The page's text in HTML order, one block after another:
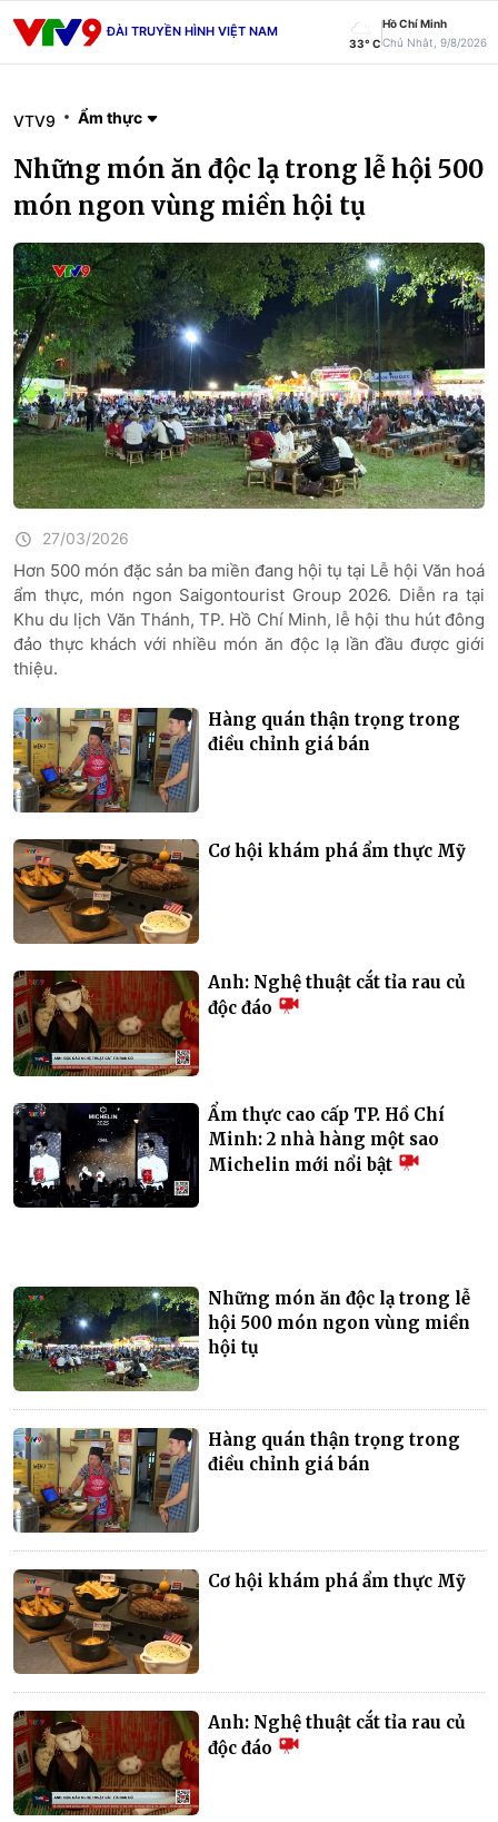
ĐÀI TRUYỀN HÌNH VIỆT NAM
33° C
Hồ Chí Minh
Chủ Nhật, 9/8/2026
VTV9 Ẩm thực
Những món ăn độc lạ trong lễ hội 500
món ngon vùng miền hội tụ
27/03/2026
Hơn 500 món đặc sản ba miền đang hội tụ tại Lễ hội Văn hoá
ẩm thực, món ngon Saigontourist Group 2026. Diễn ra tại
Khu du lịch Văn Thánh, TP. Hồ Chí Minh, lễ hội thu hút đông
đảo thực khách với nhiều món ăn độc lạ lần đầu được giới
thiệu.
Hàng quán thận trọng trong
điều chỉnh giá bán
Cơ hội khám phá ẩm thực Mỹ
Anh: Nghệ thuật cắt tỉa rau củ
độc đáo
Ẩm thực cao cấp TP. Hồ Chí
Minh: 2 nhà hàng một sao
Michelin mới nổi bật
Những món ăn độc lạ trong lễ
hội 500 món ngon vùng miền
hội tụ
Hàng quán thận trọng trong
điều chỉnh giá bán
Cơ hội khám phá ẩm thực Mỹ
Anh: Nghệ thuật cắt tỉa rau củ
độc đáo